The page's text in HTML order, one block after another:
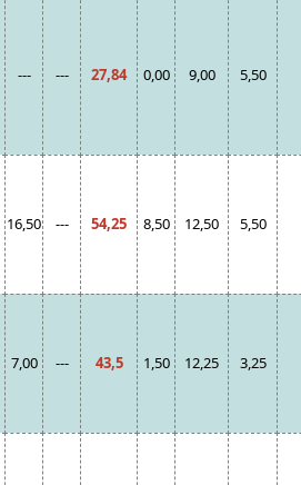
--- --- 27,84 0,00 9,00 5,50
16,50 --- 54,25 8,50 12,50 5,50
7,00 --- 43,5 1,50 12,25 3,25